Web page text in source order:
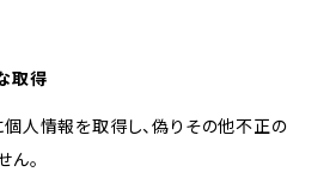
取得
個人情報を取得し、偽りその他不正の
ん。